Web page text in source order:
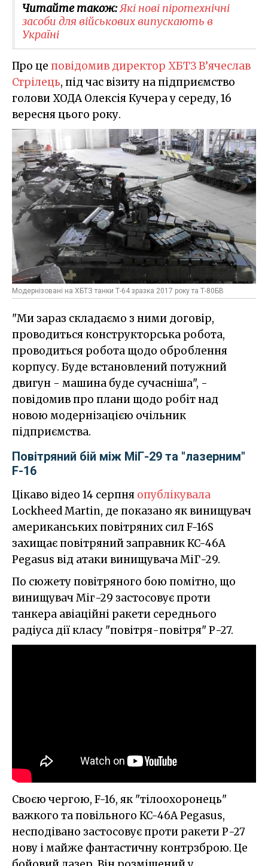
Читайте також:Які нові піротехнічні
засоби для військових випускають в
Україні
Про це повідомив директор ХБТЗ В’ячеслав
Стрілець, під час візиту на підприємство
голови ХОДА Олексія Кучера у середу, 16
вересня цього року.
Модернізовані на ХБТЗ танки Т-64 зразка 2017 року та Т-80БВ
"Ми зараз складаємо з ними договір,
проводиться конструкторська робота,
проводиться робота щодо оброблення
корпусу. Буде встановлений потужний
двигун - машина буде сучасніша", -
повідомив про плани щодо робіт над
новою модернізацією очільник
підприємства.
Повітряний бій між МіГ-29 та "лазерним"
F-16
Цікаво відео 14 серпня опублікувала
Lockheed Martin, де показано як винищувач
американських повітряних сил F-16S
захищає повітряний заправник KC-46A
Pegasus від атаки винищувача МіГ-29.
По сюжету повітряного бою помітно, що
винищувач Міг-29 застосовує проти
танкера авіаційні ракети середнього
радіуса дії класу "повітря-повітря" Р-27.
Своєю чергою, F-16, як "тілоохоронець"
важкого та повільного KC-46A Pegasus,
несподівано застосовує проти ракети Р-27
нову і майже фантастичну контрзброю. Це